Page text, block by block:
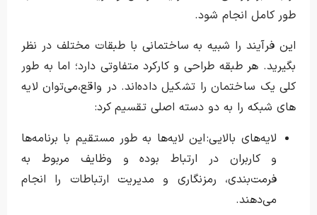
طور کامل انجام شود.
این فرآیند را شبیه به ساختمانی با طبقات مختلف در نظر
بگیرید. هر طبقه طراحی و کارکرد متفاوتی دارد؛ اما به طور
کلی یک ساختمان را تشکیل داده‌اند. در واقع،می‌توان لایه
های شبکه را به دو دسته اصلی تقسیم کرد:
لایه‌های بالایی: این لایه‌ها به طور مستقیم با برنامه‌ها
و کاربران در ارتباط بوده و وظایف مربوط به
فرمت‌بندی، رمزنگاری و مدیریت ارتباطات را انجام
می‌دهند.